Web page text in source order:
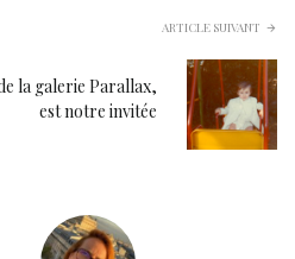
ARTICLE SUIVANT
la galerie Parallax,
est notre invitée